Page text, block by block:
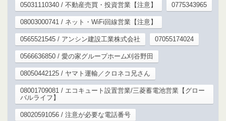
05031110340 / 不動産売買・投資営業【注意】 0775343965
08003000741 / ネット・WiFi回線営業【注意】
0565521545 / アンシン建設工業株式会社 07055174024
0566636850 / 愛の家グループホーム刈谷野田
08050442125 / ヤマト運輸／クロネコ兄さん
08001709081 / エコキュート設置営業/三菱蓄電池営業【グロー
バルライフ】
08020591056 / 注意が必要な電話番号